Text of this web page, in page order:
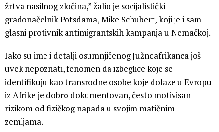
žrtva nasilnog zločina,” žalio je socijalistički
gradonačelnik Potsdama, Mike Schubert, koji je i sam
glasni protivnik antimigrantskih kampanja u Nemačkoj.
Iako su ime i detalji osumnjičenog Južnoafrikanca još
uvek nepoznati, fenomen da izbeglice koje se
identifikuju kao transrodne osobe koje dolaze u Evropu
iz Afrike je dobro dokumentovan, često motivisan
rizikom od fizičkog napada u svojim matičnim
zemljama.